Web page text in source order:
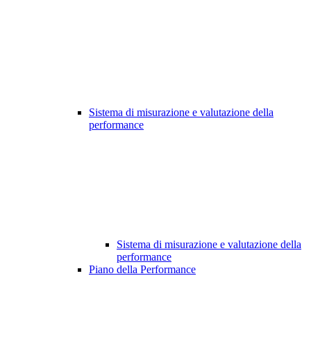
Sistema di misurazione e valutazione della
performance
Sistema di misurazione e valutazione della
performance
Piano della Performance